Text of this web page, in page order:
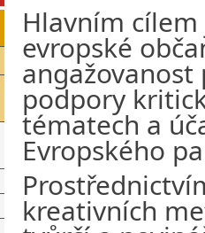
Hlavním
evropské
podpory
tématech a
Evropského
kreativních